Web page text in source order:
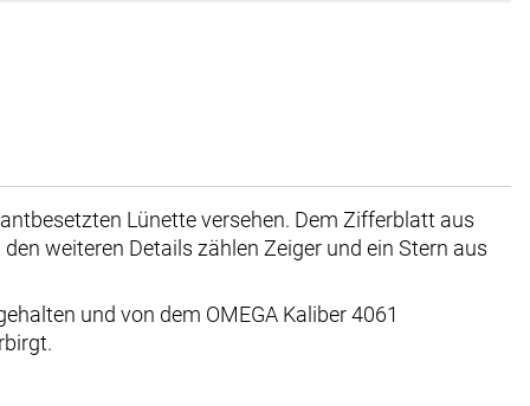
Lünette versehen. Dem Zifferblatt aus
weiteren Details zählen Zeiger und ein Stern aus
und von dem OMEGA Kaliber 4061